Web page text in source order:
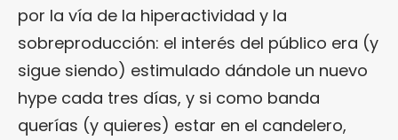
por la vía de la hiperactividad y la
sobreproducción: el interés del público era (y
sigue siendo) estimulado dándole un nuevo
hype cada tres días, y si como banda
querías (y quieres) estar en el candelero,